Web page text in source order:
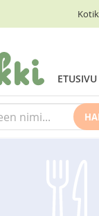
ETUSIVU